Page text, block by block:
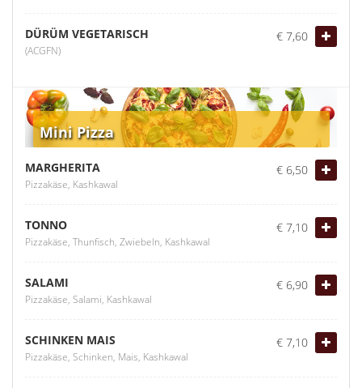
DÜRÜM VEGETARISCH
(ACGFN)
€ 7,60
Mini Pizza
MARGHERITA
Pizzakäse, Kashkawal
€ 6,50
TONNO
Pizzakäse, Thunfisch, Zwiebeln, Kashkawal
€ 7,10
SALAMI
Pizzakäse, Salami, Kashkawal
€ 6,90
SCHINKEN MAIS
Pizzakäse, Schinken, Mais, Kashkawal
€ 7,10